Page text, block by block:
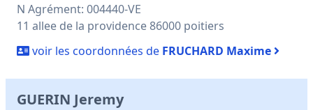
N Agrément: 004440-VE
11 allee de la providence 86000 poitiers
voir les coordonnées de FRUCHARD Maxime
GUERIN Jeremy